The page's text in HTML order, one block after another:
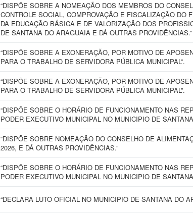
“DISPÕE SOBRE A NOMEAÇÃO DOS MEMBROS DO
CONTROLE SOCIAL, COMPROVAÇÃO E FISCALIZAÇÃO DO
DA EDUCAÇÃO BÁSICA E DE VALORIZAÇÃO DOS
DE SANTANA DO ARAGUAIA E DÁ OUTRAS PROVIDÊNCIAS.”
“DISPÕE SOBRE A EXONERAÇÃO, POR MOTIVO DE
PARA O TRABALHO DE SERVIDORA PÚBLICA MUNICIPAL”.
“DISPÕE SOBRE A EXONERAÇÃO, POR MOTIVO DE
PARA O TRABALHO DE SERVIDORA PÚBLICA MUNICIPAL”.
“DISPÕE SOBRE O HORÁRIO DE FUNCIONAMENTO NAS
PODER EXECUTIVO MUNICIPAL NO MUNICIPIO DE
“DISPÕE SOBRE NOMEAÇÃO DO CONSELHO DE
2026, E DÁ OUTRAS PROVIDÊNCIAS.”
“DISPÕE SOBRE O HORÁRIO DE FUNCIONAMENTO NAS
PODER EXECUTIVO MUNICIPAL NO MUNICIPIO DE
“DECLARA LUTO OFICIAL NO MUNICIPIO DE SANTANA DO